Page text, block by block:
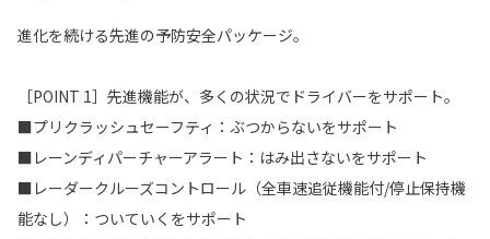
進化を続ける先進の予防安全パッケージ。
［POINT 1］先進機能が、多くの状況でドライバーをサポート。
■プリクラッシュセーフティ：ぶつからないをサポート
■レーンディパーチャーアラート：はみ出さないをサポート
■レーダークルーズコントロール（全車速追従機能付/停止保持機
能なし）：ついていくをサポート